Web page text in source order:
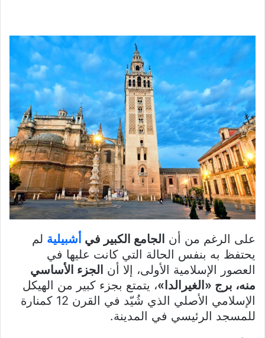
على الرغم من أن الجامع الكبير في أشبيلية لم
يحتفظ به بنفس الحالة التي كانت عليها في
العصور الإسلامية الأولى، إلا أن الجزء الأساسي
منه، برج «الغيرالدا»، يتمتع بجزء كبير من الهيكل
الإسلامي الأصلي الذي شُيّد في القرن 12 كمنارة
للمسجد الرئيسي في المدينة.